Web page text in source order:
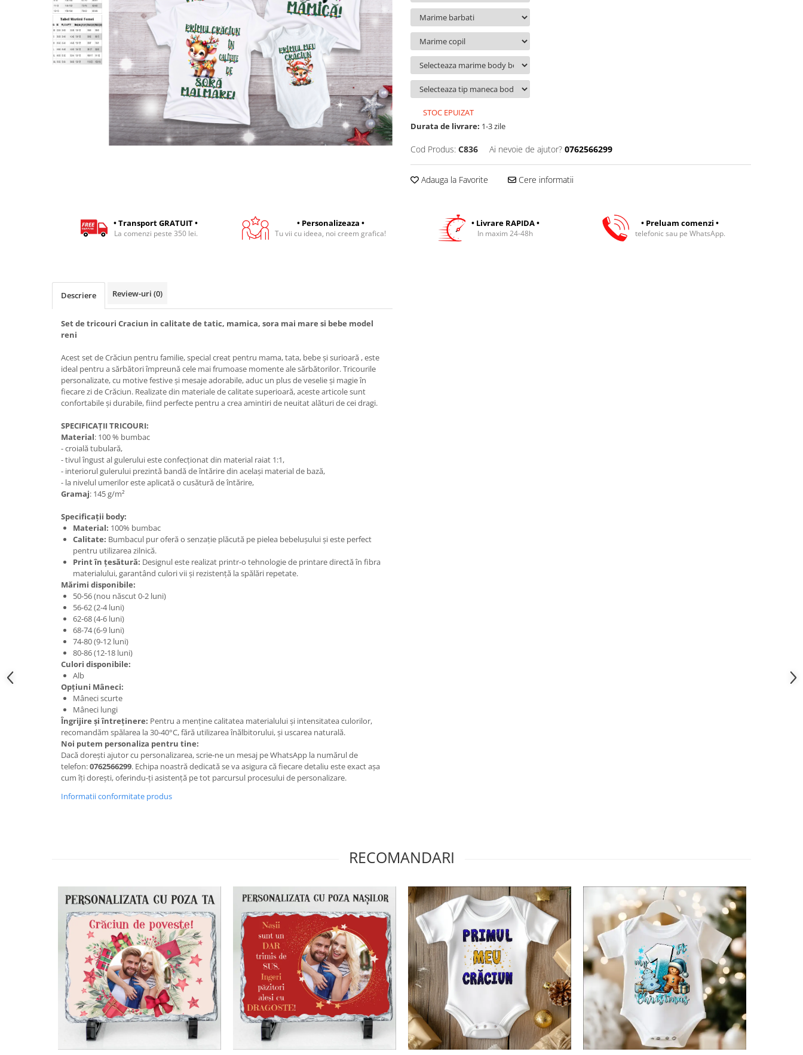
Body bebelusi personalizate
Perne personalizate
Plusuri personalizate
Agende personalizate
Etichete pentru sticla de vin
Cadouri Personalizate Unice
Cadouri pentru Doctori
Cadouri Pensionare
Cadouri Profesori
STOC EPUIZAT
Durata de livrare: 1-3 zile
Cod Produs: C836 Ai nevoie de ajutor? 0762566299
Adauga la Favorite Cere informatii
• Transport GRATUIT •
La comenzi peste 350 lei.
• Personalizeaza •
Tu vii cu ideea, noi creem grafica!
• Livrare RAPIDA •
In maxim 24-48h
• Preluam comenzi •
telefonic sau pe WhatsApp.
Descriere Review-uri (0)
Set de tricouri Craciun in calitate de tatic, mamica, sora mai mare si bebe model
reni
Acest set de Crăciun pentru familie, special creat pentru mama, tata, bebe și surioară , este
ideal pentru a sărbători împreună cele mai frumoase momente ale sărbătorilor. Tricourile
personalizate, cu motive festive și mesaje adorabile, aduc un plus de veselie și magie în
fiecare zi de Crăciun. Realizate din materiale de calitate superioară, aceste articole sunt
confortabile și durabile, fiind perfecte pentru a crea amintiri de neuitat alături de cei dragi.
SPECIFICAȚII TRICOURI:
Material: 100 % bumbac
- croială tubulară,
- tivul îngust al gulerului este confecționat din material raiat 1:1,
- interiorul gulerului prezintă bandă de întărire din același material de bază,
- la nivelul umerilor este aplicată o cusătură de întărire,
Gramaj: 145 g/m²
Specificații body:
Material: 100% bumbac
Calitate: Bumbacul pur oferă o senzație plăcută pe pielea bebelușului și este perfect
pentru utilizarea zilnică.
Print în țesătură: Designul este realizat printr-o tehnologie de printare directă în fibra
materialului, garantând culori vii și rezistență la spălări repetate.
Mărimi disponibile:
50-56 (nou născut 0-2 luni)
56-62 (2-4 luni)
62-68 (4-6 luni)
68-74 (6-9 luni)
74-80 (9-12 luni)
80-86 (12-18 luni)
Culori disponibile:
Alb
Opțiuni Mâneci:
Mâneci scurte
Mâneci lungi
Îngrijire și întreținere: Pentru a menține calitatea materialului și intensitatea culorilor,
recomandăm spălarea la 30-40°C, fără utilizarea înălbitorului, și uscarea naturală.
Noi putem personaliza pentru tine:
Dacă dorești ajutor cu personalizarea, scrie-ne un mesaj pe WhatsApp la numărul de
telefon:0762566299. Echipa noastră dedicată se va asigura că fiecare detaliu este exact așa
cum îți dorești, oferindu-ți asistență pe tot parcursul procesului de personalizare.
Informatii conformitate produs
RECOMANDARI